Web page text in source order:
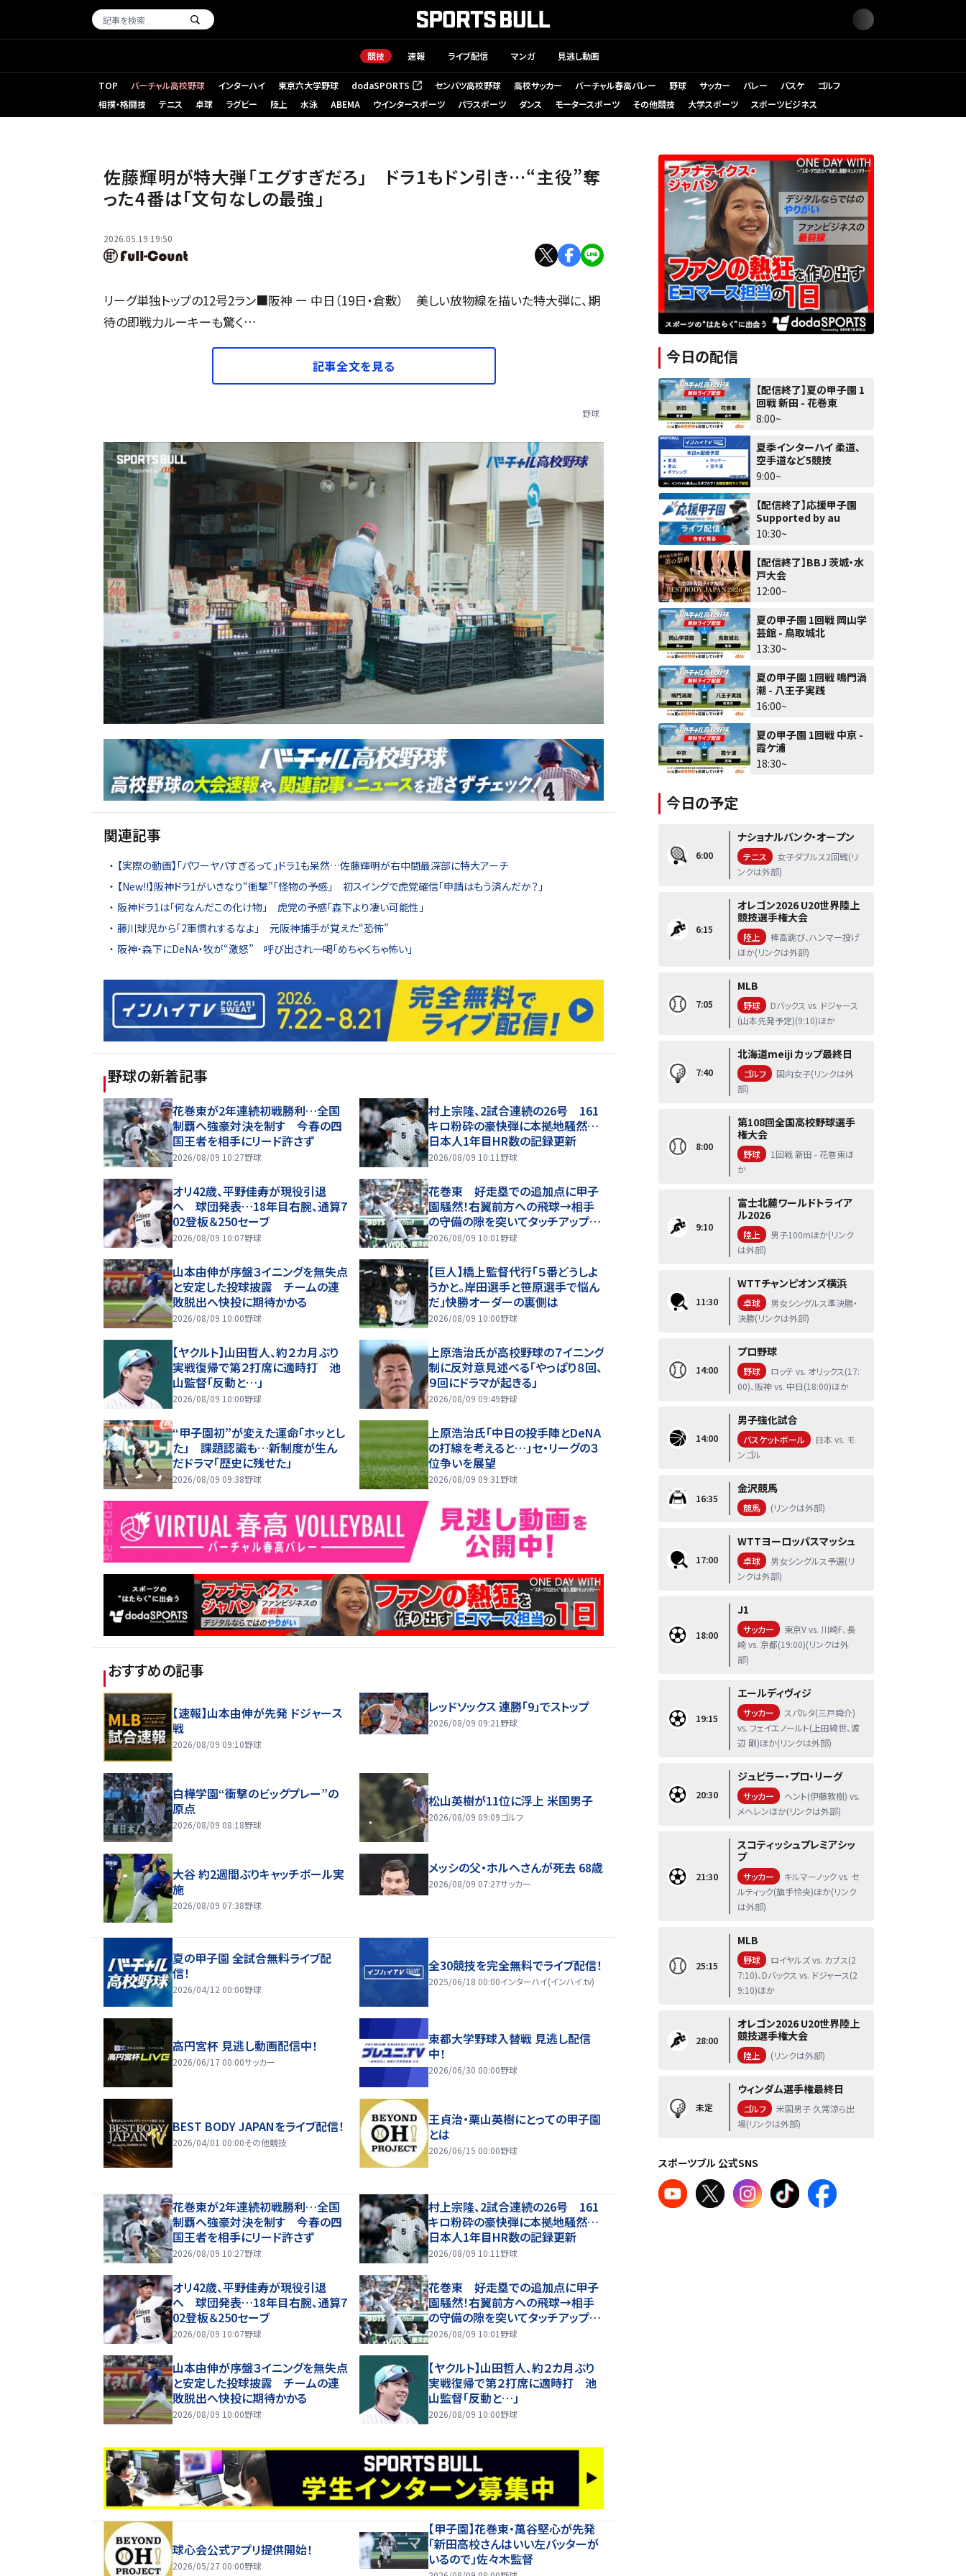
競技 速報 ライブ配信 マンガ 見逃し動画
TOP バーチャル高校野球 インターハイ 東京六大学野球 dodaSPORTS
（新しいタブで開く） センバツ高校野球 高校サッカー バーチャル春高バレー 野球 サッカー バレー バスケ
ゴルフ
相撲・格闘技
テニス 卓球 ラグビー 陸上 水泳 ABEMA ウインタースポーツ パラスポーツ ダンス モータースポーツ その他競技 大学スポーツ スポーツビジネス
佐藤輝明が特大弾「エグすぎだろ」 ドラ1もドン引き…“主役”奪
った4番は「文句なしの最強」
2026.05.19 19:50
リーグ単独トップの12号2ラン■阪神 ー 中日（19日・倉敷） 美しい放物線を描いた特大弾に、期
待の即戦力ルーキーも驚く…
記事全文を見る
野球
関連記事
【実際の動画】「パワーヤバすぎるって」ドラ1も呆然…佐藤輝明が右中間最深部に特大アーチ
【New!!】阪神ドラ1がいきなり“衝撃”「怪物の予感」 初スイングで虎党確信「申請はもう済んだか？」
阪神ドラ1は「何なんだこの化け物」 虎党の予感「森下より凄い可能性」
藤川球児から「2軍慣れするなよ」 元阪神捕手が覚えた“恐怖”
阪神・森下にDeNA・牧が“激怒” 呼び出され一喝「めちゃくちゃ怖い」
野球の新着記事
花巻東が2年連続初戦勝利…全国
制覇へ強豪対決を制す 今春の四
国王者を相手にリード許さず
2026/08/09 10:27野球
村上宗隆、2試合連続の26号 161
キロ粉砕の豪快弾に本拠地騒然…
日本人1年目HR数の記録更新
2026/08/09 10:11 野球
オリ42歳、平野佳寿が現役引退
へ 球団発表…18年目右腕、通算7
02登板＆250セーブ
2026/08/09 10:07野球
花巻東 好走塁での追加点に甲子
園騒然！右翼前方への飛球→相手
の守備の隙を突いてタッチアップで
生還 解説「すごいですよ。なかなか
2026/08/09 10:01 野球
山本由伸が序盤３イニングを無失点
と安定した投球披露 チームの連
敗脱出へ快投に期待かかる
2026/08/09 10:00野球
【巨人】橋上監督代行「５番どうしよ
うかと。岸田選手と笹原選手で悩ん
だ」快勝オーダーの裏側は
2026/08/09 10:00野球
【ヤクルト】山田哲人、約２カ月ぶり
実戦復帰で第２打席に適時打 池
山監督「反動と…」
2026/08/09 10:00野球
上原浩治氏が高校野球の７イニング
制に反対意見述べる「やっぱり８回、
９回にドラマが起きる」
2026/08/09 09:49野球
“甲子園初”が変えた運命「ホッとし
た」 課題認識も…新制度が生ん
だドラマ「歴史に残せた」
2026/08/09 09:38野球
上原浩治氏「中日の投手陣とDeNA
の打線を考えると…」セ・リーグの３
位争いを展望
2026/08/09 09:31 野球
おすすめの記事
【速報】山本由伸が先発 ドジャース
戦
2026/08/09 09:10野球
レッドソックス 連勝「9」でストップ
2026/08/09 09:21 野球
白樺学園“衝撃のビッグプレー”の
原点
2026/08/09 08:18野球
松山英樹が11位に浮上 米国男子
2026/08/09 09:09ゴルフ
大谷 約2週間ぶりキャッチボール実
施
2026/08/09 07:38野球
メッシの父・ホルヘさんが死去 68歳
2026/08/09 07:27サッカー
夏の甲子園 全試合無料ライブ配
信！
2026/04/12 00:00野球
全30競技を完全無料でライブ配信！
2025/06/18 00:00インターハイ(インハイ.tv)
高円宮杯 見逃し動画配信中！
2026/06/17 00:00サッカー
東都大学野球入替戦 見逃し配信
中！
2026/06/30 00:00野球
BEST BODY JAPANをライブ配信！
2026/04/01 00:00その他競技
王貞治・栗山英樹にとっての甲子園
とは
2026/06/15 00:00野球
花巻東が2年連続初戦勝利…全国
制覇へ強豪対決を制す 今春の四
国王者を相手にリード許さず
2026/08/09 10:27野球
村上宗隆、2試合連続の26号 161
キロ粉砕の豪快弾に本拠地騒然…
日本人1年目HR数の記録更新
2026/08/09 10:11 野球
オリ42歳、平野佳寿が現役引退
へ 球団発表…18年目右腕、通算7
02登板＆250セーブ
2026/08/09 10:07野球
花巻東 好走塁での追加点に甲子
園騒然！右翼前方への飛球→相手
の守備の隙を突いてタッチアップで
生還 解説「すごいですよ。なかなか
2026/08/09 10:01 野球
山本由伸が序盤３イニングを無失点
と安定した投球披露 チームの連
敗脱出へ快投に期待かかる
2026/08/09 10:00野球
【ヤクルト】山田哲人、約２カ月ぶり
実戦復帰で第２打席に適時打 池
山監督「反動と…」
2026/08/09 10:00野球
球心会公式アプリ提供開始！
2026/05/27 00:00野球
【甲子園】花巻東・萬谷堅心が先発
「新田高校さんはいい左バッターが
いるので」佐々木監督
今日の配信
【配信終了】夏の甲子園 1
回戦 新田 - 花巻東
8:00~
夏季インターハイ 柔道、
空手道など5競技
9:00~
【配信終了】応援甲子園
Supported by au
10:30~
【配信終了】BBJ 茨城・水
戸大会
12:00~
夏の甲子園 1回戦 岡山学
芸館 - 鳥取城北
13:30~
夏の甲子園 1回戦 鳴門渦
潮 - 八王子実践
16:00~
夏の甲子園 1回戦 中京 -
霞ケ浦
18:30~
今日の予定
6:00
ナショナルバンク・オープン
テニス
女子ダブルス2回戦(リ
ンクは外部)
6:15
オレゴン2026 U20世界陸上
競技選手権大会
陸上
棒高跳び、ハンマー投げ
ほか(リンクは外部)
7:05
MLB
野球
Dバックス vs. ドジャース
(山本先発予定)(9:10)ほか
7:40
北海道meiji カップ最終日
ゴルフ
国内女子(リンクは外
部)
8:00
第108回全国高校野球選手
権大会
野球
1回戦 新田 - 花巻東ほ
か
9:10
富士北麓ワールドトライア
ル2026
陸上
男子100mほか(リンク
は外部)
11:30
WTTチャンピオンズ横浜
卓球
男女シングルス準決勝・
決勝(リンクは外部)
14:00
プロ野球
野球
ロッテ vs. オリックス(17:
00)、阪神 vs. 中日(18:00)ほか
14:00
男子強化試合
バスケットボール
日本 vs. モ
ンゴル
16:35
金沢競馬
競馬 (リンクは外部)
17:00
WTTヨーロッパスマッシュ
卓球
男女シングルス予選(リ
ンクは外部)
18:00
J1
サッカー
東京V vs. 川崎F、長
崎 vs. 京都(19:00)(リンクは外
部)
19:15
エールディヴィジ
サッカー
スパルタ(三戸舜介)
vs. フェイエノールト(上田綺世、渡
辺 剛)ほか(リンクは外部)
20:30
ジュピラー・プロ・リーグ
サッカー
ヘント(伊藤敦樹) vs.
メヘレンほか(リンクは外部)
21:30
スコティッシュプレミアシッ
プ
サッカー
キルマーノック vs. セ
ルティック(旗手怜央)ほか(リンク
は外部)
25:15
MLB
野球
ロイヤルズ vs. カブス(2
7:10)、Dバックス vs. ドジャース(2
9:10)ほか
28:00
オレゴン2026 U20世界陸上
競技選手権大会
陸上 (リンクは外部)
未定
ウィンダム選手権最終日
ゴルフ
米国男子 久常涼ら出
場(リンクは外部)
スポーツブル 公式SNS